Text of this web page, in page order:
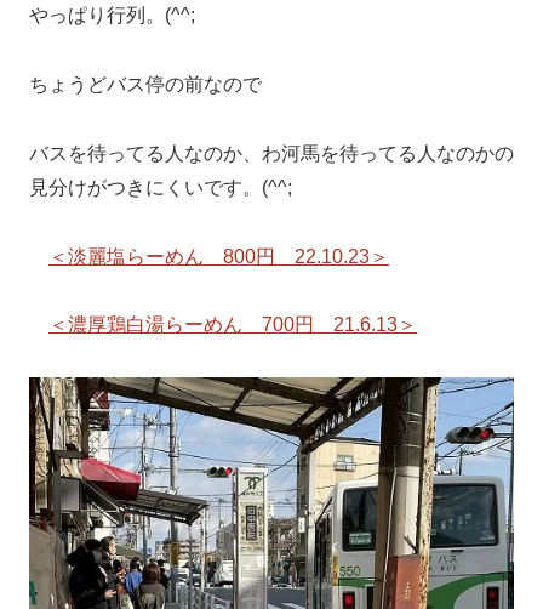
やっぱり行列。(^^;
ちょうどバス停の前なので
バスを待ってる人なのか、わ河馬を待ってる人なのかの
見分けがつきにくいです。(^^;
＜淡麗塩らーめん 800円 22.10.23＞
＜濃厚鶏白湯らーめん 700円 21.6.13＞